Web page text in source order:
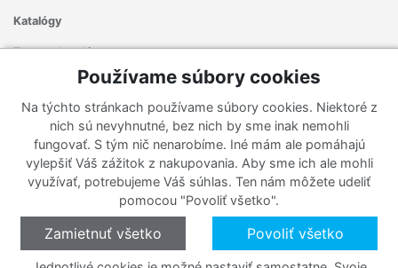
Katalógy
Zoznam katalógov
Zaregistrujte sa k odberu nášho newslettera a nenechajte si
ujsť žiadne ponuky ani nové produkty.
Používame súbory cookies
Na týchto stránkach používame súbory cookies. Niektoré z
nich sú nevyhnutné, bez nich by sme inak nemohli
fungovať. S tým nič nenarobíme. Iné mám ale pomáhajú
vylepšiť Váš zážitok z nakupovania. Aby sme ich ale mohli
využívať, potrebujeme Váš súhlas. Ten nám môžete udeliť
pomocou "Povoliť všetko".
Zamietnuť všetko Povoliť všetko